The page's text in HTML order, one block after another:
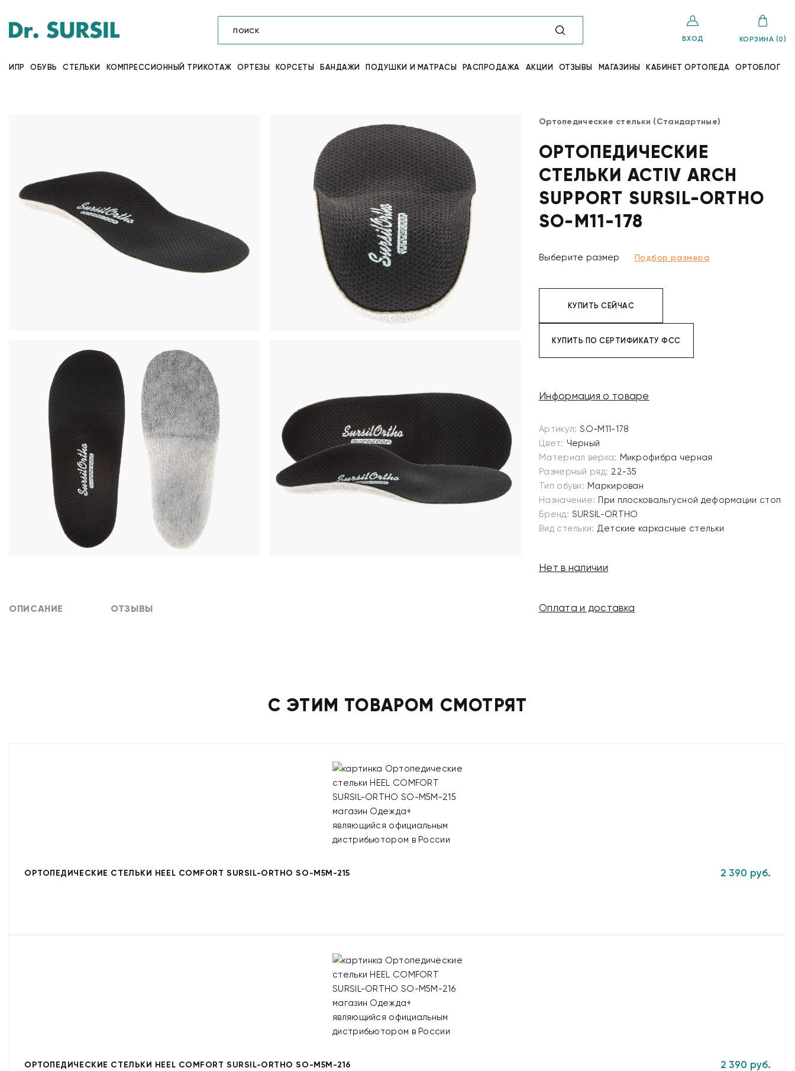
ВХОД КОРЗИНА (0)
ИПР ОБУВЬ СТЕЛЬКИ КОМПРЕССИОННЫЙ ТРИКОТАЖ ОРТЕЗЫ КОРСЕТЫ БАНДАЖИ ПОДУШКИ И МАТРАСЫ РАСПРОДАЖА АКЦИИ ОТЗЫВЫ МАГАЗИНЫ КАБИНЕТ ОРТОПЕДА ОРТОБЛОГ
ОПИСАНИЕ ОТЗЫВЫ
Ортопедические стельки (Стандартные)
ОРТОПЕДИЧЕСКИЕ
СТЕЛЬКИ ACTIV ARCH
SUPPORT SURSIL-ORTHO
SO-M11-178
Выберите размер Подбор размера
КУПИТЬ СЕЙЧАС
КУПИТЬ ПО СЕРТИФИКАТУ ФСС
Информация о товаре
Артикул: SO-M11-178
Цвет: Черный
Материал верха: Микрофибра черная
Размерный ряд: 22-35
Тип обуви: Маркирован
Назначение: При плосковальгусной деформации стоп
Бренд: SURSIL-ORTHO
Вид стельки: Детские каркасные стельки
Нет в наличии
Оплата и доставка
С ЭТИМ ТОВАРОМ СМОТРЯТ
ОРТОПЕДИЧЕСКИЕ СТЕЛЬКИ HEEL COMFORT SURSIL-ORTHO SO-M5M-215 2 390 руб.
ОРТОПЕДИЧЕСКИЕ СТЕЛЬКИ HEEL COMFORT SURSIL-ORTHO SO-M5M-216 2 390 руб.